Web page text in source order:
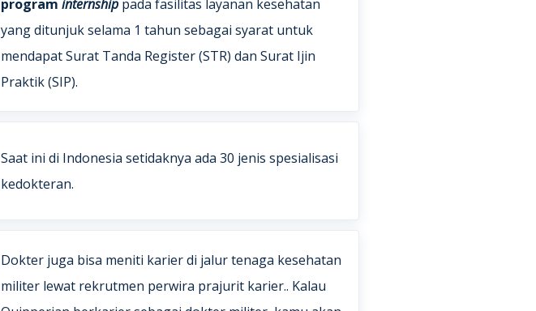
program internshippada fasilitas layanan kesehatan
yang ditunjuk selama 1 tahun sebagai syarat untuk
mendapat Surat Tanda Register (STR) dan Surat Ijin
Praktik (SIP).
Saat ini di Indonesia setidaknya ada 30 jenis spesialisasi
kedokteran.
Dokter juga bisa meniti karier di jalur tenaga kesehatan
militer lewat rekrutmen perwira prajurit karier.. Kalau